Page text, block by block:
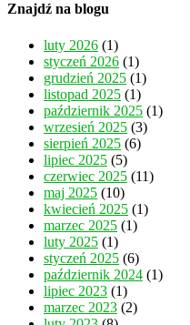
Znajdź na blogu
luty 2026 (1)
styczeń 2026 (1)
grudzień 2025 (1)
listopad 2025 (1)
październik 2025 (1)
wrzesień 2025 (3)
sierpień 2025 (6)
lipiec 2025 (5)
czerwiec 2025 (11)
maj 2025 (10)
kwiecień 2025 (1)
marzec 2025 (1)
luty 2025 (1)
styczeń 2025 (6)
październik 2024 (1)
lipiec 2023 (1)
marzec 2023 (2)